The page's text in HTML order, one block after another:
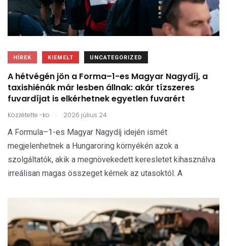
HÍREK KIEMELT UNCATEGORIZED
A hétvégén jön a Forma–1-es Magyar Nagydíj, a
taxishiénák már lesben állnak: akár tízszeres
fuvardíjat is elkérhetnek egyetlen fuvarért
Közzétette -ko . 2026 július 24
A Formula–1-es Magyar Nagydíj idején ismét
megjelenhetnek a Hungaroring környékén azok a
szolgáltatók, akik a megnövekedett keresletet kihasználva
irreálisan magas összeget kérnek az utasoktól. A